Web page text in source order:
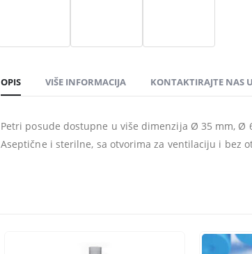
OPIS VIŠE INFORMACIJA KONTAKTIRAJTE NAS
Petri posude dostupne u više dimenzija Ø 35 mm,
Aseptične i sterilne, sa otvorima za ventilaciju i bez